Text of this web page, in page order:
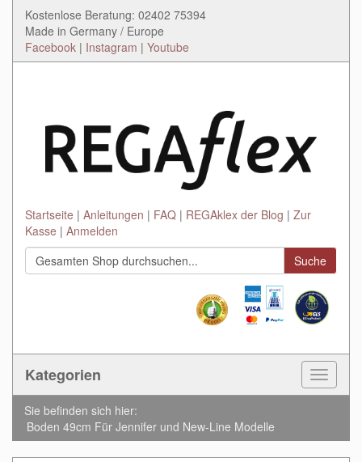
Kostenlose Beratung: 02402 75394
Made in Germany / Europe
Facebook | Instagram | Youtube
Startseite Anleitungen FAQ REGAklex der Blog
Zur
Kasse
Anmelden
Suche
Kategorien
Toggle
Sie befinden sich hier:
Boden 49cm Für Jennifer und New-Line Modelle